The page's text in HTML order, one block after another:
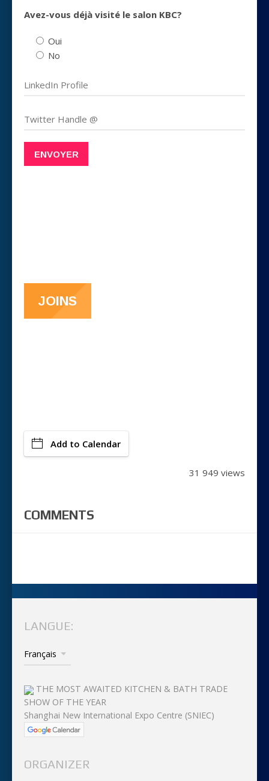
Avez-vous déjà visité le salon KBC?
Oui
No
JOINS
Add to Calendar
31 949 views
COMMENTS
LANGUE:
THE MOST AWAITED KITCHEN & BATH TRADE
SHOW OF THE YEAR
Shanghai New International Expo Centre (SNIEC)
ORGANIZER